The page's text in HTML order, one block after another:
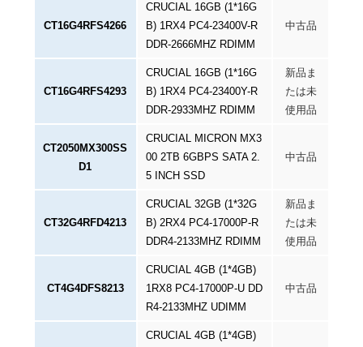
CT16G4RFS4266
CRUCIAL 16GB (1*16G
B) 1RX4 PC4-23400V-R
DDR-2666MHZ RDIMM
中古品
CT16G4RFS4293
CRUCIAL 16GB (1*16G
B) 1RX4 PC4-23400Y-R
DDR-2933MHZ RDIMM
新品ま
たは未
使用品
CT2050MX300SS
D1
CRUCIAL MICRON MX3
00 2TB 6GBPS SATA 2.
5 INCH SSD
中古品
CT32G4RFD4213
CRUCIAL 32GB (1*32G
B) 2RX4 PC4-17000P-R
DDR4-2133MHZ RDIMM
新品ま
たは未
使用品
CT4G4DFS8213
CRUCIAL 4GB (1*4GB)
1RX8 PC4-17000P-U DD
R4-2133MHZ UDIMM
中古品
CRUCIAL 4GB (1*4GB)